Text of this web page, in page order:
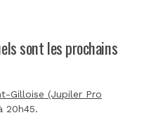
sont les prochains
Gilloise (Jupiler Pro
20h45.